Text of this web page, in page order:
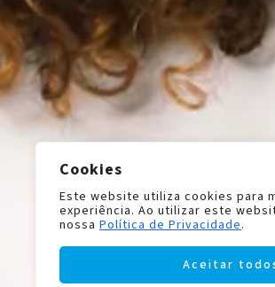
Cookies
Este website utiliza cookies para
experiência. Ao utilizar este
nossa Política de Privacidade.
Aceitar